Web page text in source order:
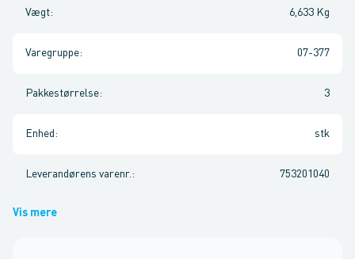
Vægt: 6,633 Kg
Varegruppe: 07-377
Pakkestørrelse: 3
Enhed : stk
Leverandørens varenr. : 753201040
Vis mere